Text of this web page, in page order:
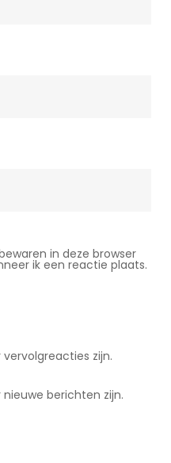
in deze browser
ik een reactie plaats.
zijn.
berichten zijn.